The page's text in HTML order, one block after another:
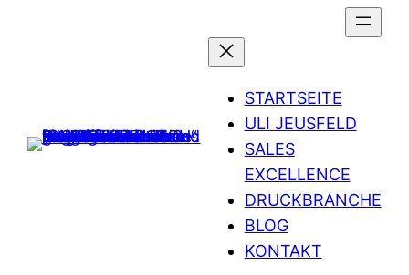
STARTSEITE
ULI JEUSFELD
SALES
EXCELLENCE
DRUCKBRANCHE
BLOG
KONTAKT